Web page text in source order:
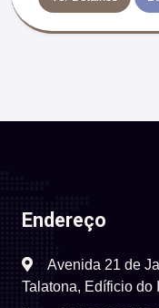
Endereço
Avenida 21 de
Talatona, Edíficio do